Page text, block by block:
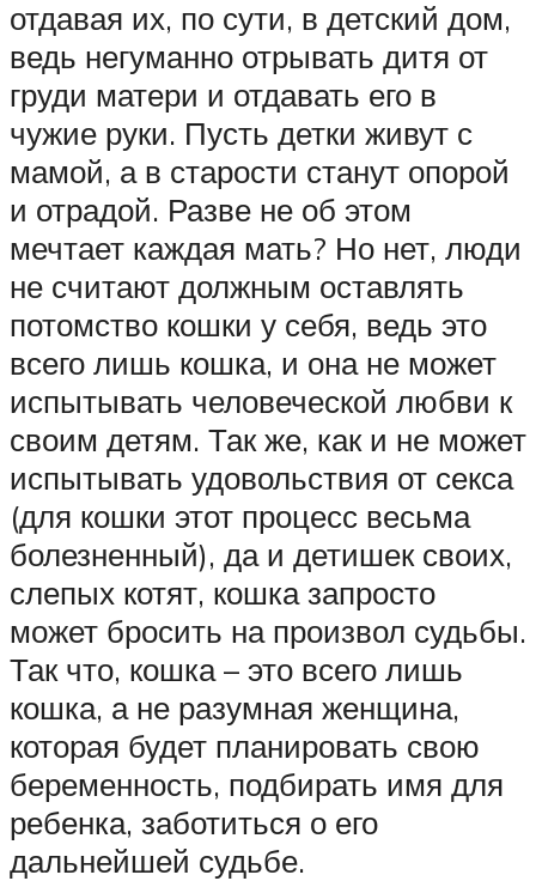
отдавая их, по сути, в детский дом,
ведь негуманно отрывать дитя от
груди матери и отдавать его в
чужие руки. Пусть детки живут с
мамой, а в старости станут опорой
и отрадой. Разве не об этом
мечтает каждая мать? Но нет, люди
не считают должным оставлять
потомство кошки у себя, ведь это
всего лишь кошка, и она не может
испытывать человеческой любви к
своим детям. Так же, как и не может
испытывать удовольствия от секса
(для кошки этот процесс весьма
болезненный), да и детишек своих,
слепых котят, кошка запросто
может бросить на произвол судьбы.
Так что, кошка – это всего лишь
кошка, а не разумная женщина,
которая будет планировать свою
беременность, подбирать имя для
ребенка, заботиться о его
дальнейшей судьбе.